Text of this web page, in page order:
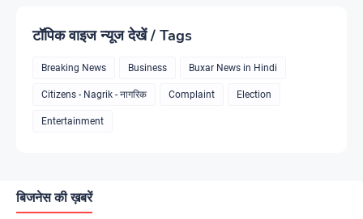
टॉपिक वाइज न्यूज देखें / Tags
Breaking News Business Buxar News in Hindi
Citizens - Nagrik - नागरिक Complaint Election
Entertainment
बिजनेस की ख़बरें